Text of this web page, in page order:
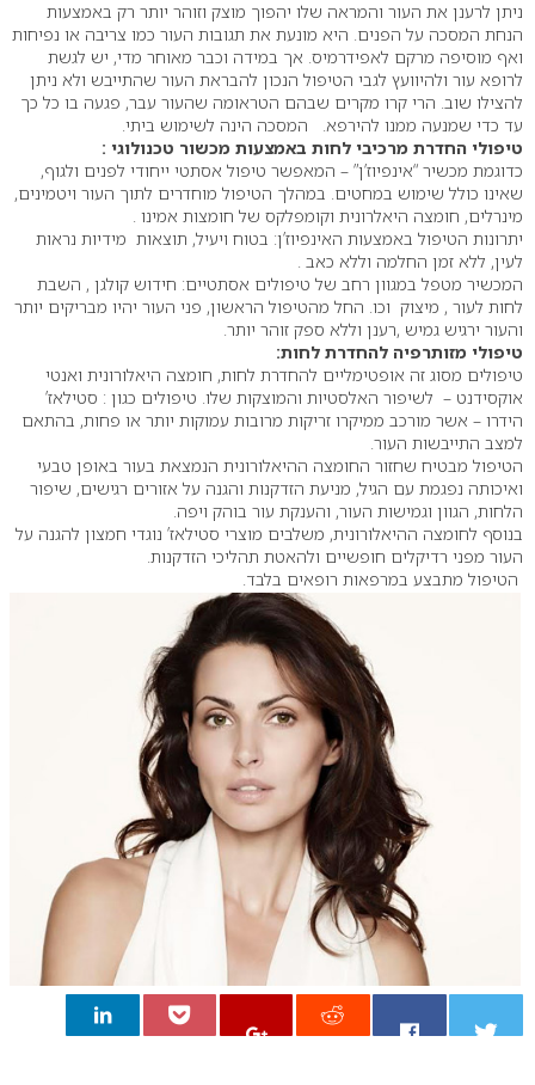
ניתן לרענן את העור והמראה שלו יהפוך מוצק וזוהר יותר רק באמצעות
הנחת המסכה על הפנים. היא מונעת את תגובות העור כמו צריבה או נפיחות
ואף מוסיפה מרקם לאפידרמיס. אך במידה וכבר מאוחר מדי, יש לגשת
לרופא עור ולהיוועץ לגבי הטיפול הנכון להבראת העור שהתייבש ולא ניתן
להצילו שוב. הרי קרו מקרים שבהם הטראומה שהעור עבר, פגעה בו כל כך
עד כדי שמנעה ממנו להירפא. המסכה הינה לשימוש ביתי.
טיפולי החדרת מרכיבי לחות באמצעות מכשור טכנולוגי :
כדוגמת מכשיר “אינפיוז’ן” – המאפשר טיפול אסתטי ייחודי לפנים ולגוף,
שאינו כולל שימוש במחטים. במהלך הטיפול מוחדרים לתוך העור ויטמינים,
מינרלים, חומצה היאלרונית וקומפלקס של חומצות אמינו .
יתרונות הטיפול באמצעות האינפיוז’ן: בטוח ויעיל, תוצאות מידיות נראות
לעין, ללא זמן החלמה וללא כאב .
המכשיר מטפל במגוון רחב של טיפולים אסתטיים: חידוש קולגן , השבת
לחות לעור , מיצוק וכו. החל מהטיפול הראשון, פני העור יהיו מבריקים יותר
והעור ירגיש גמיש ,רענן וללא ספק זוהר יותר.
טיפולי מזותרפיה להחדרת לחות:
טיפולים מסוג זה אופטימליים להחדרת לחות, חומצה היאלורונית ואנטי
אוקסידנט – לשיפור האלסטיות והמוצקות שלו. טיפולים כגון : סטילאז’
הידרו – אשר מורכב ממיקרו זריקות מרובות עמוקות יותר או פחות, בהתאם
למצב התייבשות העור.
הטיפול מבטיח שחזור החומצה ההיאלורונית הנמצאת בעור באופן טבעי
ואיכותה נפגמת עם הגיל, מניעת הזדקנות והגנה על אזורים רגישים, שיפור
הלחות, הגוון וגמישות העור, והענקת עור בוהק ויפה.
בנוסף לחומצה ההיאלורונית, משלבים מוצרי סטילאז’ נוגדי חמצון להגנה על
העור מפני רדיקלים חופשיים ולהאטת תהליכי הזדקנות.
הטיפול מתבצע במרפאות רופאים בלבד.